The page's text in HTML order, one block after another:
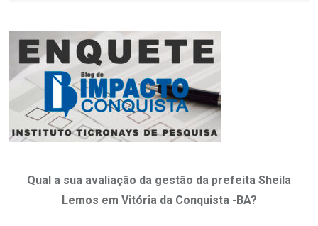
Qual a sua avaliação da gestão da prefeita Sheila
Lemos em Vitória da Conquista -BA?